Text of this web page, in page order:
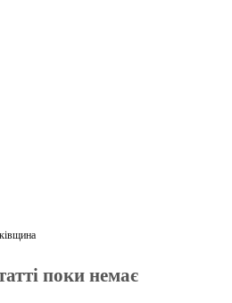
поки немає